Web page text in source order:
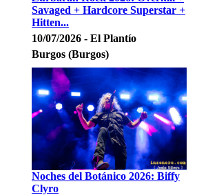
Savaged + Hardcore Superstar +
Hitten...
10/07/2026 - El Plantío
Burgos (Burgos)
Noches del Botánico 2026: Biffy
Clyro